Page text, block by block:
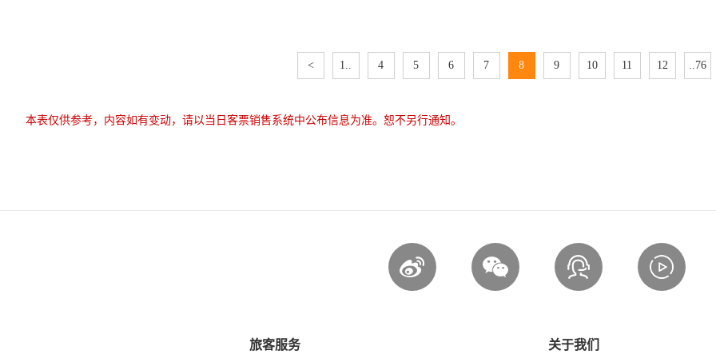
< 1.. 4 5 6 7 8 9 10 11 12 ..76
本表仅供参考，内容如有变动，请以当日客票销售系统中公布信息为准。恕不另行通知。
旅客服务 关于我们